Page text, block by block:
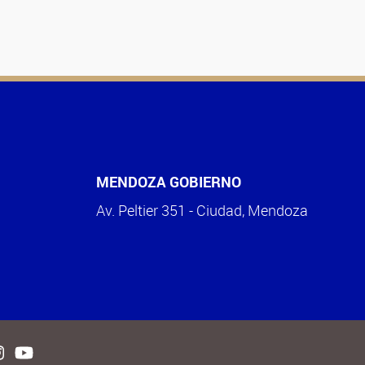
MENDOZA GOBIERNO
Av. Peltier 351 - Ciudad, Mendoza